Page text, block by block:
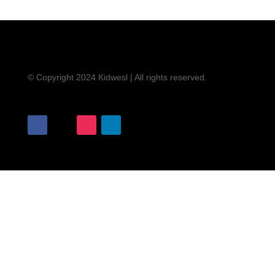
© Copyright 2024 Kidwesl | All rights reserved.